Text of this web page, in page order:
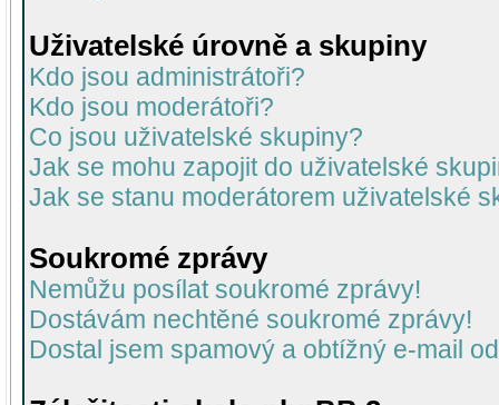
Uživatelské úrovně a skupiny
Kdo jsou administrátoři?
Kdo jsou moderátoři?
Co jsou uživatelské skupiny?
Jak se mohu zapojit do uživatelské
Jak se stanu moderátorem uživatelské
Soukromé zprávy
Nemůžu posílat soukromé zprávy!
Dostávám nechtěné soukromé zprávy!
Dostal jsem spamový a obtížný e-mail